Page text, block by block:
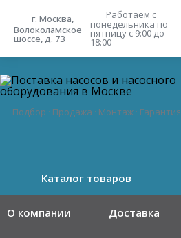
г. Москва,
Волоколамское
шоссе, д. 73
Работаем с
понедельника по
пятницу с 9:00 до
18:00
Подбор · Продажа · Монтаж · Гарантия
Каталог товаров
О компании Доставка